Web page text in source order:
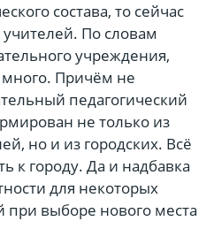
состава, то сейчас
По словам
учреждения,
Причём не
педагогический
не только из
но и из городских. Всё
к городу. Да и надбавка
для некоторых
выборе нового места